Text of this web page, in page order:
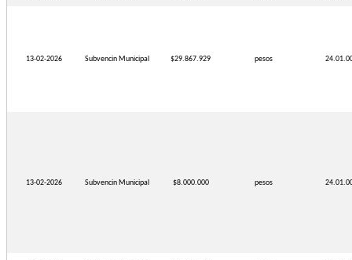
13-02-2026 Subvencin Municipal $29.867.929 pesos
13-02-2026 Subvencin Municipal $8.000.000 pesos